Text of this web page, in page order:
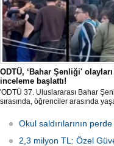
ODTÜ, ‘Bahar Şenliği'
inceleme başlattı!
'ODTÜ 37. Uluslararası Bahar
sırasında, öğrenciler arasında
(ODTÜ) açıklama geldi. Yönetim,
olaylarla ilgili inceleme
duyurdu.
Okul saldırılarının
2,3 milyon TL: Özel